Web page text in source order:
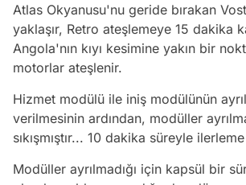
Atlas Okyanusu'nu geride bırakan
yaklaşır, Retro ateşlemeye 15 dakika
Angola'nın kıyı kesimine yakın bir
motorlar ateşlenir.
Hizmet modülü ile iniş modülünün
verilmesinin ardından, modüller
sıkışmıştır... 10 dakika süreyle
Modüller ayrılmadığı için kapsül bir